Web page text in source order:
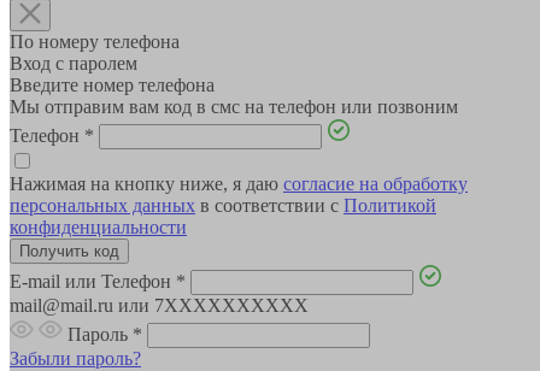
По номеру телефона
Вход с паролем
Введите номер телефона
Мы отправим вам код в смс на телефон или позвоним
Телефон *
Нажимая на кнопку ниже, я даю согласие на обработку
персональных данных в соответствии с Политикой
конфиденциальности
E-mail или Телефон *
mail@mail.ru или 7XXXXXXXXXX
Пароль *
Забыли пароль?